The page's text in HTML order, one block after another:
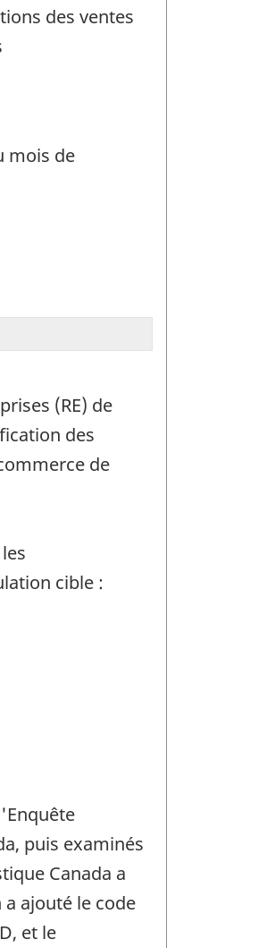
des ventes
mois de
(RE) de
des
de
cible :
puis examinés
Canada a
ajouté le code
et le